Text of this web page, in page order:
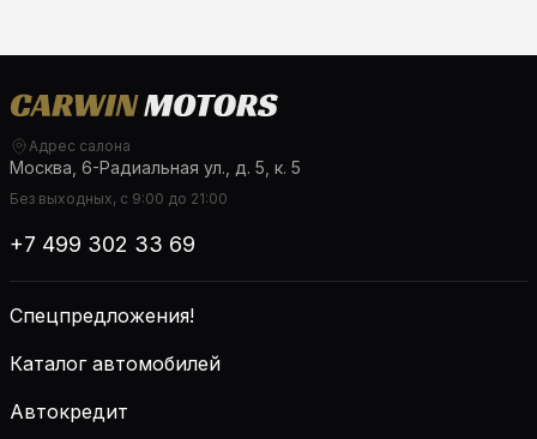
Адрес салона
Москва, 6-Радиальная ул., д. 5, к. 5
Без выходных, с 9:00 до 21:00
+7 499 302 33 69
Спецпредложения!
Каталог автомобилей
Автокредит